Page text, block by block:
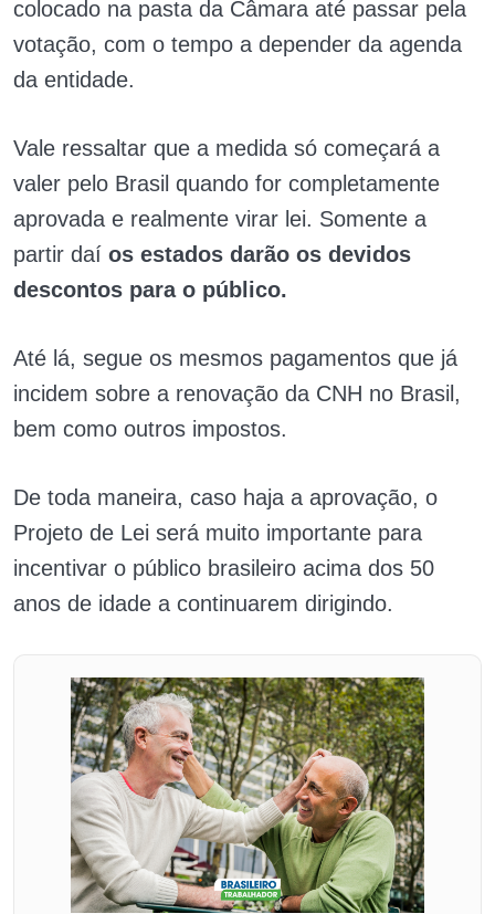
colocado na pasta da Câmara até passar pela
votação, com o tempo a depender da agenda
da entidade.
Vale ressaltar que a medida só começará a
valer pelo Brasil quando for completamente
aprovada e realmente virar lei. Somente a
partir daí os estados darão os devidos
descontos para o público.
Até lá, segue os mesmos pagamentos que já
incidem sobre a renovação da CNH no Brasil,
bem como outros impostos.
De toda maneira, caso haja a aprovação, o
Projeto de Lei será muito importante para
incentivar o público brasileiro acima dos 50
anos de idade a continuarem dirigindo.